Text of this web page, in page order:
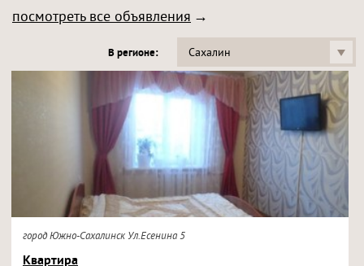
посмотреть все объявления
В регионе: Сахалин
город Южно-Сахалинск Ул.Есенина 5
Квартира